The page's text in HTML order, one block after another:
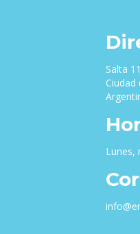
Salta
Ciudad
Lunes,